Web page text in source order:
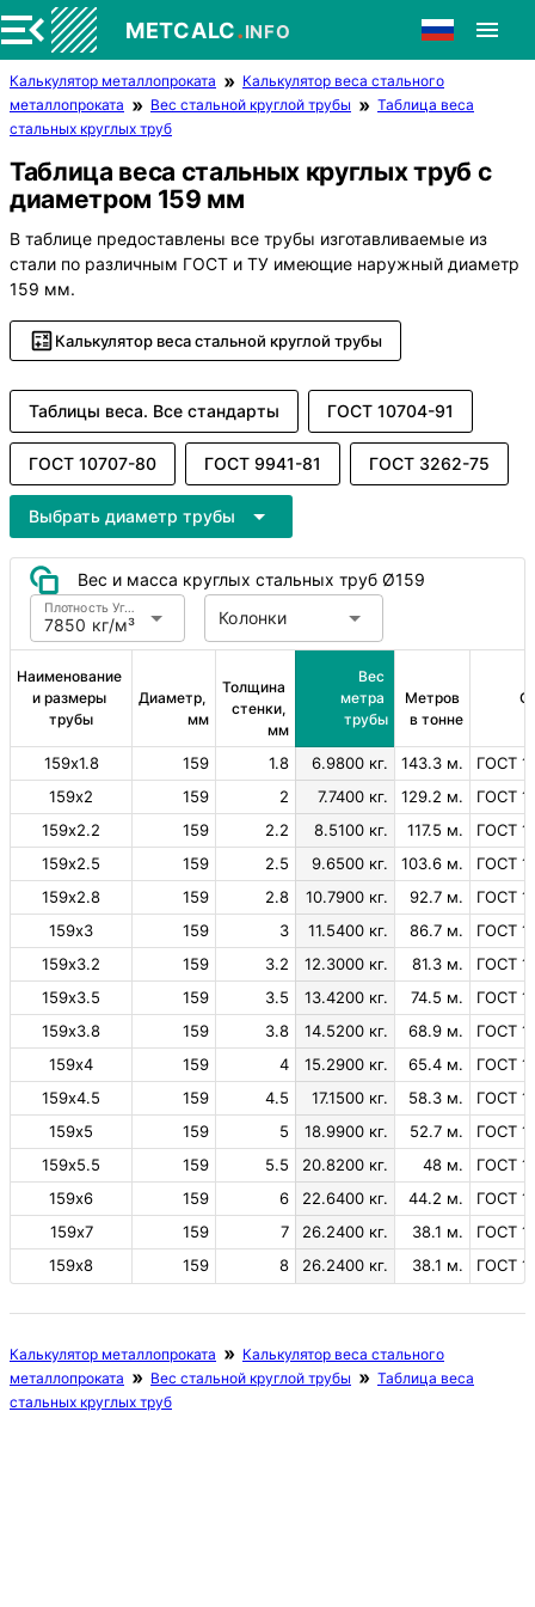
METCALC.INFO
Калькулятор металлопроката
Калькулятор веса стального
металлопроката
Вес стальной круглой трубы
Таблица веса
стальных круглых труб
Таблица веса стальных круглых труб с
диаметром 159 мм
В таблице предоставлены все трубы изготавливаемые из
стали по различным ГОСТ и ТУ имеющие наружный диаметр
159 мм.
Калькулятор веса стальной круглой трубы
Таблицы веса. Все стандарты ГОСТ 10704-91
ГОСТ 10707-80 ГОСТ 9941-81 ГОСТ 3262-75
Выбрать диаметр трубы
Вес и масса круглых стальных труб Ø159
7850 кг/м³
Плотность Углеродистая сталь Колонки
Наименование
и размеры
трубы
Диаметр,
мм
Толщина
стенки,
мм
Вес
метра
трубы
Метров
в тонне
159х1.8 159 1.8 6.9800 кг. 143.3 м.
ГОСТ
159х2
159 2 7.7400 кг. 129.2 м.
ГОСТ
159х2.2
159 2.2 8.5100 кг. 117.5 м.
ГОСТ
159х2.5
159 2.5 9.6500 кг. 103.6 м.
ГОСТ
159х2.8
159 2.8 10.7900 кг. 92.7 м.
ГОСТ
159х3
159 3 11.5400 кг. 86.7 м.
ГОСТ
159х3.2
159 3.2 12.3000 кг. 81.3 м.
ГОСТ
159х3.5
159 3.5 13.4200 кг. 74.5 м.
ГОСТ
159х3.8
159 3.8 14.5200 кг. 68.9 м.
ГОСТ
159х4
159 4 15.2900 кг. 65.4 м.
ГОСТ
159х4.5
159 4.5 17.1500 кг. 58.3 м.
ГОСТ
159х5
159 5 18.9900 кг. 52.7 м.
ГОСТ
159х5.5
159 5.5 20.8200 кг. 48 м.
ГОСТ
159х6
159 6 22.6400 кг. 44.2 м.
ГОСТ
159х7
159 7 26.2400 кг. 38.1 м.
ГОСТ
159х8
159 8 26.2400 кг. 38.1 м. ГОСТ
Калькулятор металлопроката
Калькулятор веса стального
металлопроката
Вес стальной круглой трубы
Таблица веса
стальных круглых труб